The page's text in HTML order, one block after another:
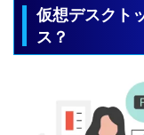
仮想デスクト
ス？